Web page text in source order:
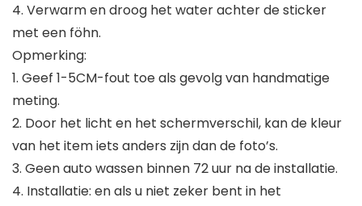
4. Verwarm en droog het water achter de sticker
met een föhn.
Opmerking:
1. Geef 1-5CM-fout toe als gevolg van handmatige
meting.
2. Door het licht en het schermverschil, kan de kleur
van het item iets anders zijn dan de foto’s.
3. Geen auto wassen binnen 72 uur na de installatie.
4. Installatie: en als u niet zeker bent in het